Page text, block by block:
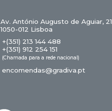
Av. António Augusto de Aguiar, 21
1050-012 Lisboa
+(351) 213 144 488
+(351) 912 254 151
(Chamada para a rede nacional)
encomendas@gradiva.pt